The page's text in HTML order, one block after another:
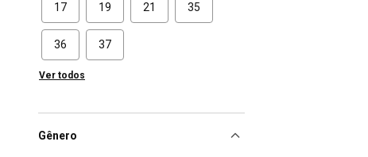
17 19 21 35
36 37
Ver todos
Gênero